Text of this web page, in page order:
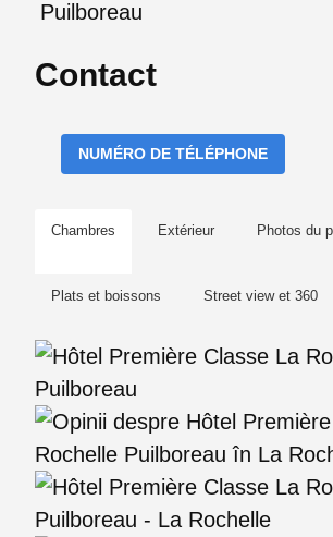
Puilboreau
Contact
NUMÉRO DE TÉLÉPHONE
Chambres Extérieur Photos du
Plats et boissons Street view et 360